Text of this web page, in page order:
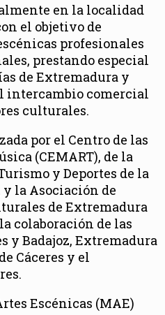
en la localidad
el objetivo de
profesionales
prestando especial
de Extremadura y
intercambio comercial
culturales.
por el Centro de las
(CEMART), de la
y Deportes de la
la Asociación de
de Extremadura
colaboración de las
y Badajoz, Extremadura
Cáceres y el
Escénicas (MAE)